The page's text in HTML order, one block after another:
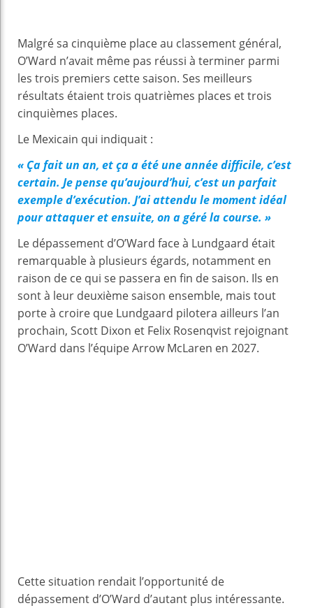
Malgré sa cinquième place au classement général,
O’Ward n’avait même pas réussi à terminer parmi
les trois premiers cette saison. Ses meilleurs
résultats étaient trois quatrièmes places et trois
cinquièmes places.
Le Mexicain qui indiquait :
« Ça fait un an, et ça a été une année difficile, c’est
certain. Je pense qu’aujourd’hui, c’est un parfait
exemple d’exécution. J’ai attendu le moment idéal
pour attaquer et ensuite, on a géré la course. »
Le dépassement d’O’Ward face à Lundgaard était
remarquable à plusieurs égards, notamment en
raison de ce qui se passera en fin de saison. Ils en
sont à leur deuxième saison ensemble, mais tout
porte à croire que Lundgaard pilotera ailleurs l’an
prochain, Scott Dixon et Felix Rosenqvist rejoignant
O’Ward dans l’équipe Arrow McLaren en 2027.
Cette situation rendait l’opportunité de
dépassement d’O’Ward d’autant plus intéressante.